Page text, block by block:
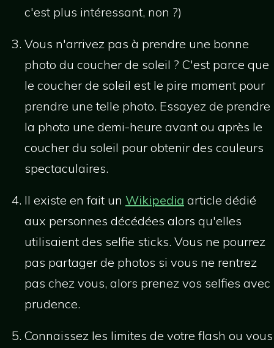
c'est plus intéressant, non ?)
Vous n'arrivez pas à prendre une bonne
photo du coucher de soleil ? C'est parce que
le coucher de soleil est le pire moment pour
prendre une telle photo. Essayez de prendre
la photo une demi-heure avant ou après le
coucher du soleil pour obtenir des couleurs
spectaculaires.
Il existe en fait un Wikipedia article dédié
aux personnes décédées alors qu'elles
utilisaient des selfie sticks. Vous ne pourrez
pas partager de photos si vous ne rentrez
pas chez vous, alors prenez vos selfies avec
prudence.
Connaissez les limites de votre flash ou vous